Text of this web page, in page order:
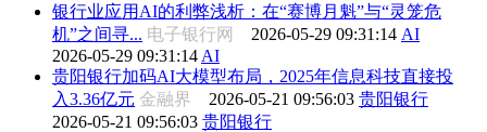
银行业应用AI的利弊浅析：在“赛博月魁”与“灵笼危
机”之间寻... 电子银行网 2026-05-29 09:31:14 AI
2026-05-29 09:31:14 AI
贵阳银行加码AI大模型布局，2025年信息科技直接投
入3.36亿元 金融界 2026-05-21 09:56:03 贵阳银行
2026-05-21 09:56:03 贵阳银行